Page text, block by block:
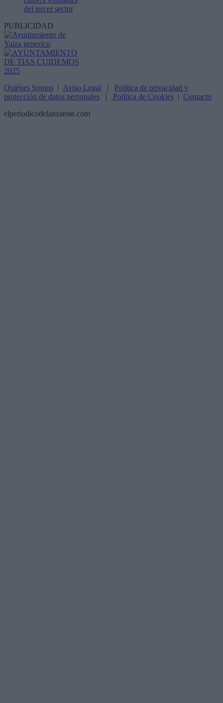
del tercer sector
PUBLICIDAD
Quiénes Somos | Aviso Legal | Política de privacidad y
protección de datos personales | Política de Cookies | Contacto
elperiodicodelanzarote.com